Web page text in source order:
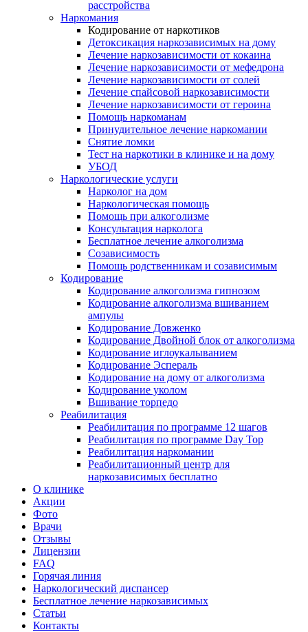
расстройства
Наркомания
Кодирование от наркотиков
Детоксикация наркозависимых на дому
Лечение наркозависимости от кокаина
Лечение наркозависимости от мефедрона
Лечение наркозависимости от солей
Лечение спайсовой наркозависимости
Лечение наркозависимости от героина
Помощь наркоманам
Принудительное лечение наркомании
Снятие ломки
Тест на наркотики в клинике и на дому
УБОД
Наркологические услуги
Нарколог на дом
Наркологическая помощь
Помощь при алкоголизме
Консультация нарколога
Бесплатное лечение алкоголизма
Созависимость
Помощь родственникам и созависимым
Кодирование
Кодирование алкоголизма гипнозом
Кодирование алкоголизма вшиванием
ампулы
Кодирование Довженко
Кодирование Двойной блок от алкоголизма
Кодирование иглоукалыванием
Кодирование Эспераль
Кодирование на дому от алкоголизма
Кодирование уколом
Вшивание торпедо
Реабилитация
Реабилитация по программе 12 шагов
Реабилитация по программе Day Top
Реабилитация наркомании
Реабилитационный центр для
наркозависимых бесплатно
О клинике
Акции
Фото
Врачи
Отзывы
Лицензии
FAQ
Горячая линия
Наркологический диспансер
Бесплатное лечение наркозависимых
Статьи
Контакты